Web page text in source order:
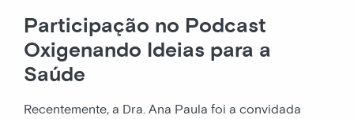
Participação no Podcast
Oxigenando Ideias para a
Saúde
Recentemente, a Dra. Ana Paula foi a convidada